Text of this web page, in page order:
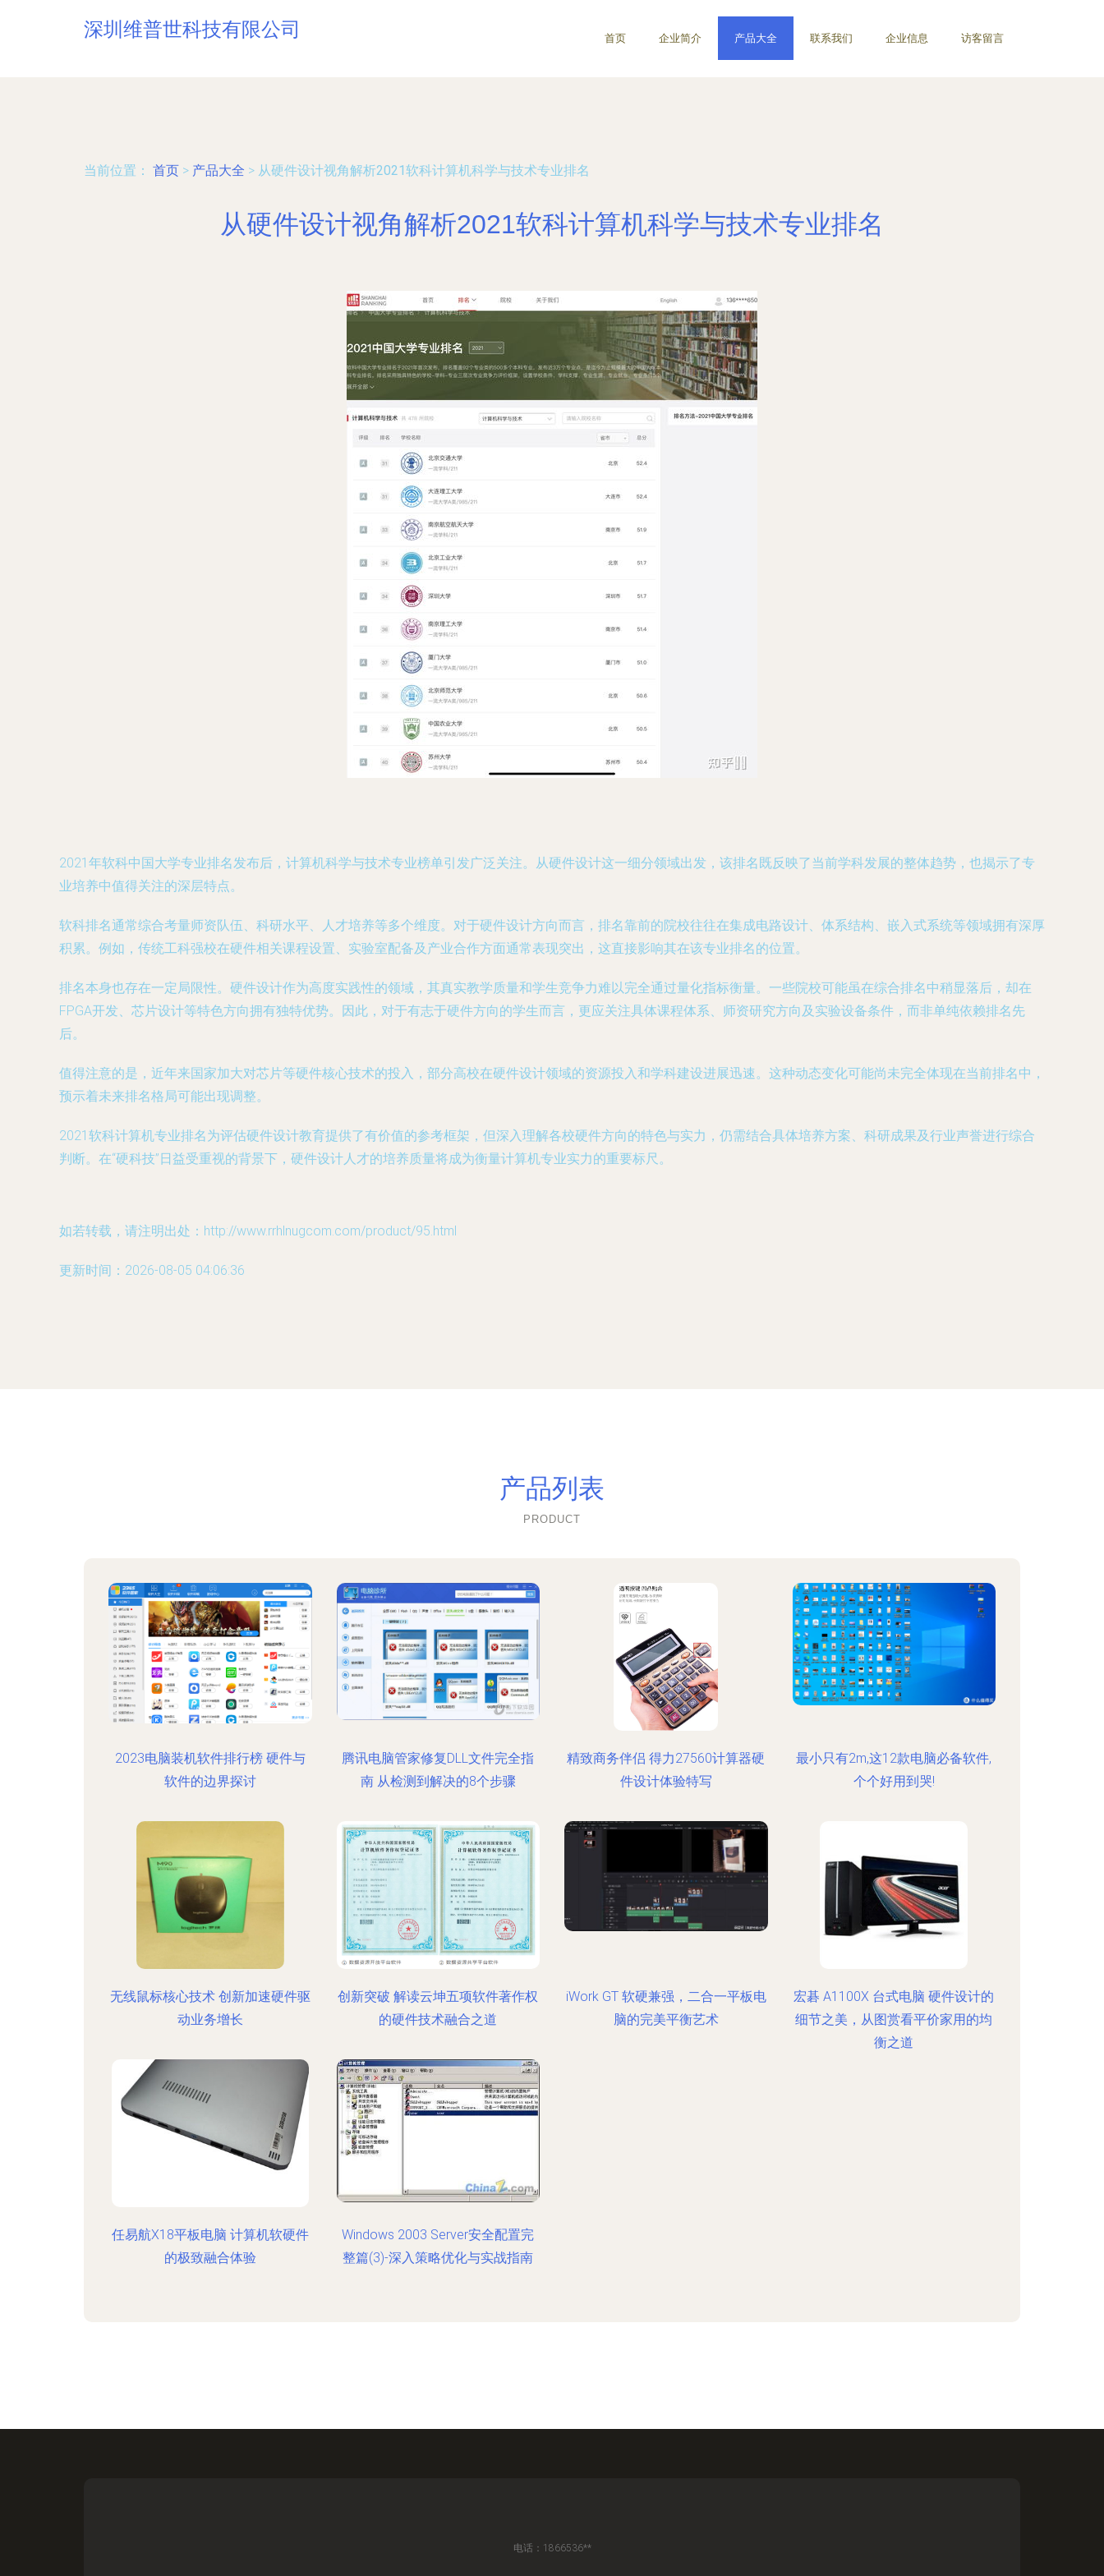
深圳维普世科技有限公司 首页 企业简介 产品大全 联系我们 企业信息 访客留言
当前位置： 首页 > 产品大全 > 从硬件设计视角解析2021软科计算机科学与技术专业排名
从硬件设计视角解析2021软科计算机科学与技术专业排名
2021年软科中国大学专业排名发布后，计算机科学与技术专业榜单引发广泛关注。从硬件设计这一细分领域出发，该排名既反映了当前学科发展的整体趋势，也揭示了专
业培养中值得关注的深层特点。
软科排名通常综合考量师资队伍、科研水平、人才培养等多个维度。对于硬件设计方向而言，排名靠前的院校往往在集成电路设计、体系结构、嵌入式系统等领域拥有深厚
积累。例如，传统工科强校在硬件相关课程设置、实验室配备及产业合作方面通常表现突出，这直接影响其在该专业排名的位置。
排名本身也存在一定局限性。硬件设计作为高度实践性的领域，其真实教学质量和学生竞争力难以完全通过量化指标衡量。一些院校可能虽在综合排名中稍显落后，却在
FPGA开发、芯片设计等特色方向拥有独特优势。因此，对于有志于硬件方向的学生而言，更应关注具体课程体系、师资研究方向及实验设备条件，而非单纯依赖排名先
后。
值得注意的是，近年来国家加大对芯片等硬件核心技术的投入，部分高校在硬件设计领域的资源投入和学科建设进展迅速。这种动态变化可能尚未完全体现在当前排名中，
预示着未来排名格局可能出现调整。
2021软科计算机专业排名为评估硬件设计教育提供了有价值的参考框架，但深入理解各校硬件方向的特色与实力，仍需结合具体培养方案、科研成果及行业声誉进行综合
判断。在“硬科技”日益受重视的背景下，硬件设计人才的培养质量将成为衡量计算机专业实力的重要标尺。
如若转载，请注明出处：http://www.rrhlnugcom.com/product/95.html
更新时间：2026-08-05 04:06:36
产品列表
PRODUCT
2023电脑装机软件排行榜 硬件与
软件的边界探讨
腾讯电脑管家修复DLL文件完全指
南 从检测到解决的8个步骤
精致商务伴侣 得力27560计算器硬
件设计体验特写
最小只有2m,这12款电脑必备软件,
个个好用到哭!
无线鼠标核心技术 创新加速硬件驱
动业务增长
创新突破 解读云坤五项软件著作权
的硬件技术融合之道
iWork GT 软硬兼强，二合一平板电
脑的完美平衡艺术
宏碁 A1100X 台式电脑 硬件设计的
细节之美，从图赏看平价家用的均
衡之道
任易航X18平板电脑 计算机软硬件
的极致融合体验
Windows 2003 Server安全配置完
整篇(3)-深入策略优化与实战指南
电话：1866536**